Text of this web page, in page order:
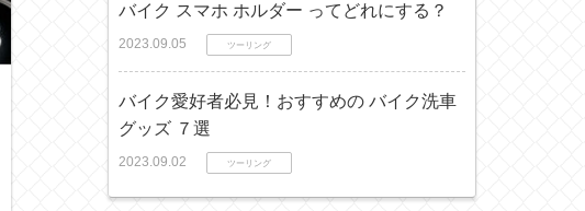
バイク スマホ ホルダー ってどれにする？
2023.09.05 ツーリング
バイク愛好者必見！おすすめの バイク洗車
グッズ ７選
2023.09.02 ツーリング